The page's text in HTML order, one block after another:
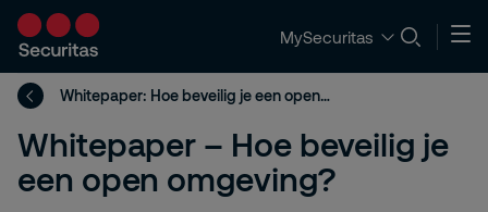
MySecuritas
Whitepaper: Hoe beveilig je een open omgeving?
Whitepaper – Hoe beveilig je
een open omgeving?